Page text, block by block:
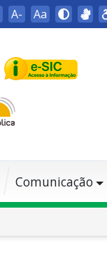
A- Aa
Comunicação